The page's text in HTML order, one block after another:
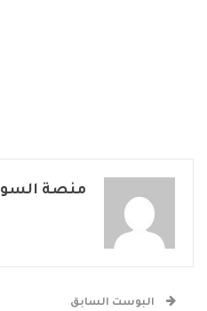
منصة
البوست السابق